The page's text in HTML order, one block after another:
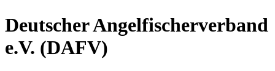
Deutscher Angelfischerverband
e.V. (DAFV)